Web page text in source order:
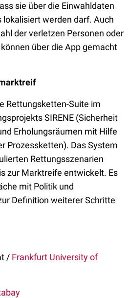
sie über die Einwahldaten
lokalisiert werden darf. Auch
der verletzen Personen oder
über die App gemacht
Rettungsketten-Suite im
SIRENE (Sicherheit
Erholungsräumen mit Hilfe
Prozessketten). Das System
Rettungsszenarien
zur Marktreife entwickelt. Es
mit Politik und
Definition weiterer Schritte
/ Frankfurt University of